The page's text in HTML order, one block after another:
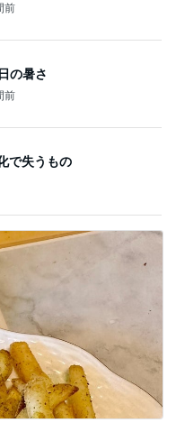
前
の暑さ
前
で失うもの